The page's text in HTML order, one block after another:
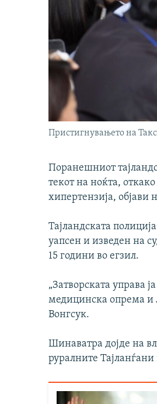
Пристигнувањето на
Поранешниот
текот на ноќта,
хипертензија, објави
Тајландската
уапсен и изведен на
15 години во егзил.
„Затворската управа
медицинска опрема и
Вонгсук.
Шинаватра дојде на
руралните